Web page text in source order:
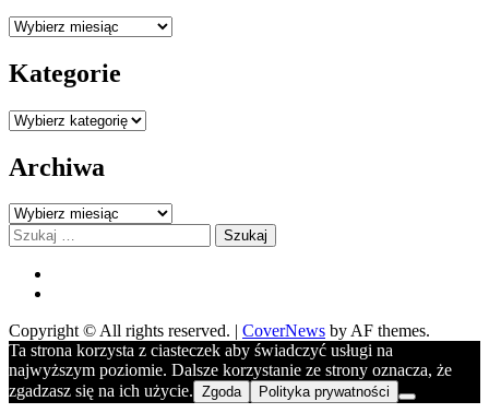
Nasze
Kategorie
Kategorie
Archiwa
Archiwa
Szukaj:
Copyright © All rights reserved. CoverNews by AF themes.
Ta strona korzysta z ciasteczek aby świadczyć usługi na
najwyższym poziomie. Dalsze korzystanie ze strony oznacza, że
zgadzasz się na ich użycie. Zgoda Polityka prywatności